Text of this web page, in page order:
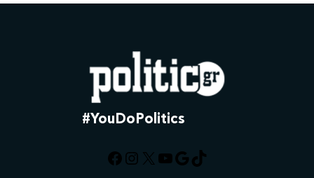
#YouDoPolitics
Facebook
Instagram
X YouTube
Google
TikTok